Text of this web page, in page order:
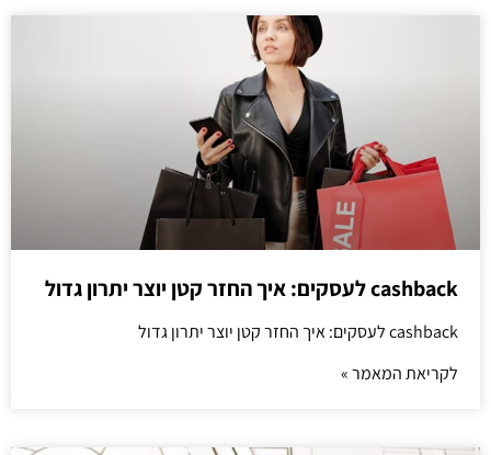
cashback לעסקים: איך החזר קטן יוצר יתרון גדול
cashback לעסקים: איך החזר קטן יוצר יתרון גדול
לקריאת המאמר »